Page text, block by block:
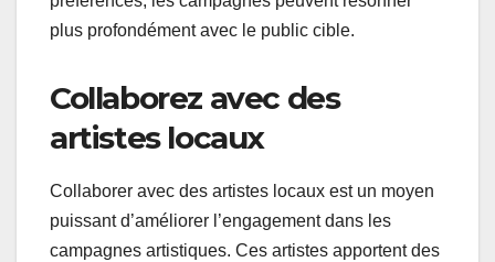
plus profondément avec le public cible.
Collaborez avec des
artistes locaux
Collaborer avec des artistes locaux est un moyen
puissant d’améliorer l’engagement dans les
campagnes artistiques. Ces artistes apportent des